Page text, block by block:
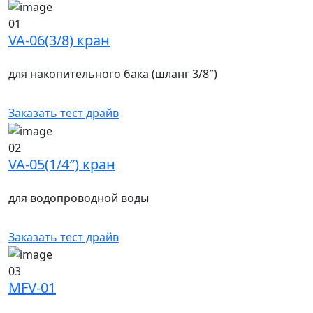
01
VA-06(3/8) кран
для накопительного бака (шланг 3/8″)
Заказать тест драйв
02
VA-05(1/4″) кран
для водопроводной воды
Заказать тест драйв
03
MFV-01